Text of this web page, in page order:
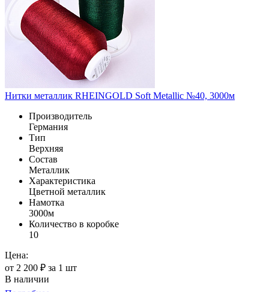
Нитки металлик RHEINGOLD Soft Metallic №40, 3000м
Производитель
Германия
Тип
Верхняя
Состав
Металлик
Характеристика
Цветной металлик
Намотка
3000м
Количество в коробке
10
Цена:
от 2 200 ₽ за 1 шт
В наличии